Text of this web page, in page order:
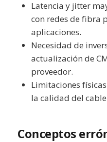
Latencia y jitter
con redes de fibra
aplicaciones.
Necesidad de
actualización de
proveedor.
Limitaciones
la calidad del
Conceptos